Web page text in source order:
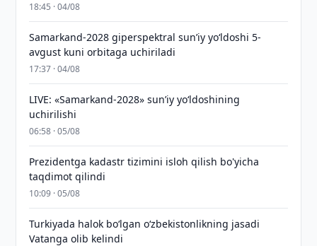
18:45 · 04/08
Samarkand-2028 giperspektral sun’iy yo‘ldoshi 5-
avgust kuni orbitaga uchiriladi
17:37 · 04/08
LIVE: «Samarkand-2028» sun’iy yo‘ldoshining
uchirilishi
06:58 · 05/08
Prezidentga kadastr tizimini isloh qilish bo'yicha
taqdimot qilindi
10:09 · 05/08
Turkiyada halok bo‘lgan o‘zbekistonlikning jasadi
Vatanga olib kelindi